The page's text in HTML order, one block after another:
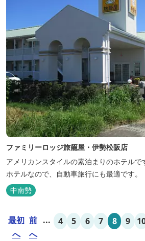
ファミリーロッジ旅籠屋・伊勢松阪店
アメリカンスタイルの素泊まりのホテルで
ホテルなので、自動車旅行にも最適です。
中南勢
最初
へ
前
へ
... 4 5 6 7 8 9